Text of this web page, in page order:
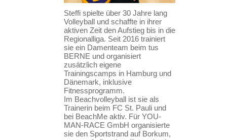
Steffi spielte über 30 Jahre lang
Volleyball und schaffte in ihrer
aktiven Zeit den Aufstieg bis in die
Regionalliga. Seit 2016 trainiert
sie ein Damenteam beim tus
BERNE und organisiert
zusätzlich eigene
Trainingscamps in Hamburg und
Dänemark, inklusive
Fitnessprogramm.
Im Beachvolleyball ist sie als
Trainerin beim FC St. Pauli und
bei BeachMe aktiv. Für YOU-
MAN-RACE GmbH organisierte
sie den Sportstrand auf Borkum,